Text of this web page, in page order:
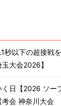
秒以下の超接戦
大会2026】
日【2026 ソー
考会 神奈川⼤会